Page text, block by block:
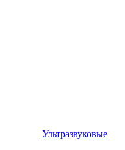
Ультразвуковые